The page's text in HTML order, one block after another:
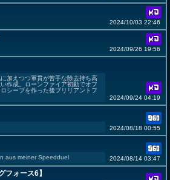
2024/10/03 22:46
2024/09/26 19:56
加えつつ軍貫が苦手な除去持ち高
作成。ローンファイア初動でオフ
シープを作った後ブリリアントフ
2024/09/24 04:19
2024/08/18 00:55
aus meiner Speedduel 2024/08/14 03:47
フォース6】